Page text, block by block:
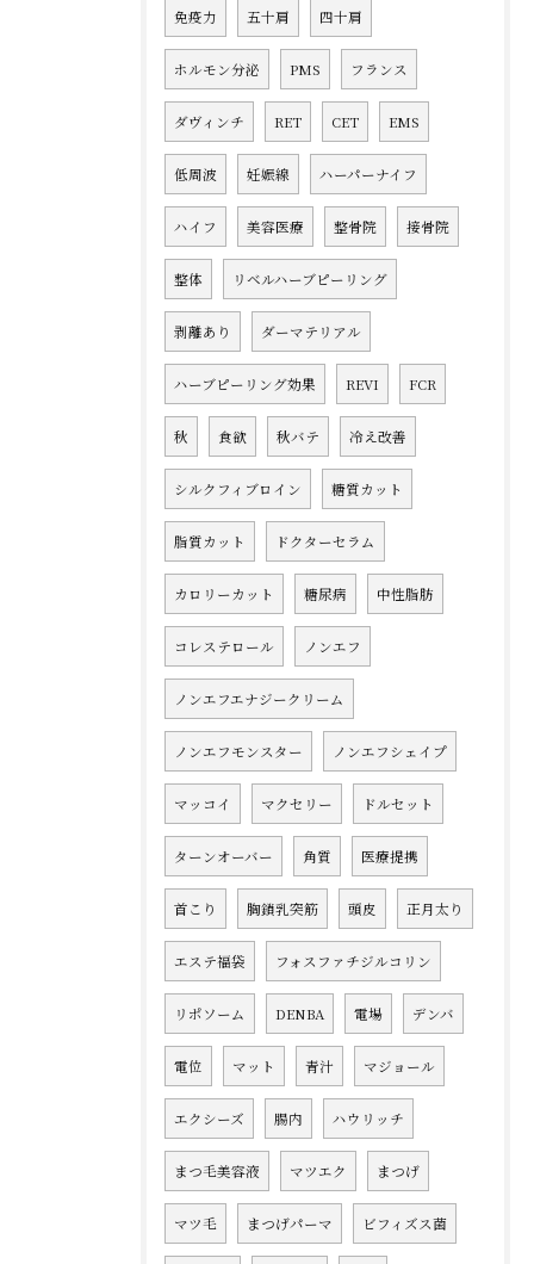
免疫力 五十肩 四十肩
ホルモン分泌 PMS フランス
ダヴィンチ RET CET EMS
低周波 妊娠線 ハーパーナイフ
ハイフ 美容医療 整骨院 接骨院
整体 リベルハーブピーリング
剥離あり ダーマテリアル
ハーブピーリング効果 REVI FCR
秋 食欲 秋バテ 冷え改善
シルクフィブロイン 糖質カット
脂質カット ドクターセラム
カロリーカット 糖尿病 中性脂肪
コレステロール ノンエフ
ノンエフエナジークリーム
ノンエフモンスター ノンエフシェイプ
マッコイ マクセリー ドルセット
ターンオーバー 角質 医療提携
首こり 胸鎖乳突筋 頭皮 正月太り
エステ福袋 フォスファチジルコリン
リポソーム DENBA 電場 デンバ
電位 マット 青汁 マジョール
エクシーズ 腸内 ハウリッチ
まつ毛美容液 マツエク まつげ
マツ毛 まつげパーマ ビフィズス菌